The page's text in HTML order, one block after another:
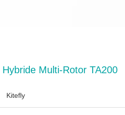
Multi-Rotor TA200
Kitefly